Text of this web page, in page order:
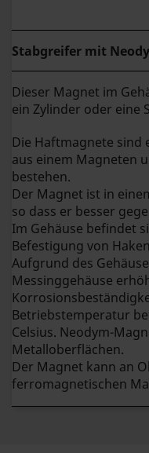
Stabgreifer mit
Dieser Magnet im
ein Zylinder oder eine
Die Haftmagnete sind
aus einem Magneten
bestehen.
Der Magnet ist in
so dass er besser
Im Gehäuse befindet
Befestigung von
Aufgrund des
Messinggehäuse
Betriebstemperatur
Celsius. Neodym-
Metalloberflächen.
Der Magnet kann an
ferromagnetischen